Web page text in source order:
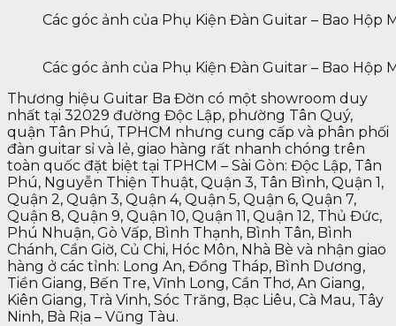
Các góc ảnh của Phụ Kiện Đàn Guitar – Bao
Các góc ảnh của Phụ Kiện Đàn Guitar – Bao
Thương hiệu Guitar Ba Đờn có một showroom duy
nhất tại 32029 đường Độc Lập, phường Tân Quý,
quận Tân Phú, TPHCM nhưng cung cấp và phân phối
đàn guitar sỉ và lẻ, giao hàng rất nhanh chóng trên
toàn quốc đặt biệt tại TPHCM – Sài Gòn: Độc Lập, Tân
Phú, Nguyễn Thiện Thuật, Quận 3, Tân Bình, Quận 1,
Quận 2, Quận 3, Quận 4, Quận 5, Quận 6, Quận 7,
Quận 8, Quận 9, Quận 10, Quận 11, Quận 12, Thủ Đức,
Phú Nhuận, Gò Vấp, Bình Thạnh, Bình Tân, Bình
Chánh, Cần Giờ, Củ Chi, Hóc Môn, Nhà Bè và nhận giao
hàng ở các tỉnh: Long An, Đồng Tháp, Bình Dương,
Tiền Giang, Bến Tre, Vĩnh Long, Cần Thơ, An Giang,
Kiên Giang, Trà Vinh, Sóc Trăng, Bạc Liêu, Cà Mau, Tây
Ninh, Bà Rịa – Vũng Tàu.